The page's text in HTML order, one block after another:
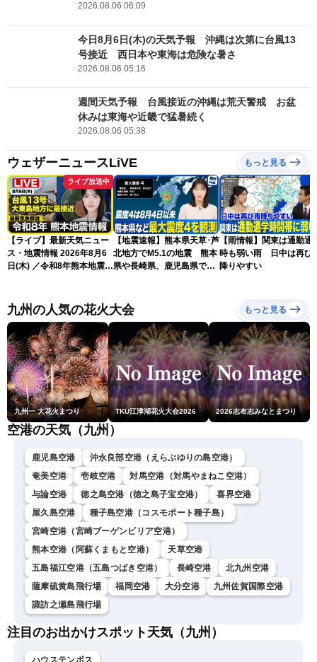
2026.08.06 06:09
今日8月6日(木)の天気予報 沖縄は次第に台風13
号接近 西日本や東海は危険な暑さ
2026.08.06 05:16
週間天気予報 台風接近の沖縄は荒天警戒 お盆
休みは東海や近畿で猛暑続く
2026.08.06 05:38
ウェザーニュースLiVE もっと見る
ライブ放送中
【ライブ】最新天気ニュー
ス・地震情報 2026年8月6
日(木) ／令和8年熊本地震情
〈ウェザーニュースLiVEサ
ンシャイン・松本真央／山
口剛央〉
【地震速報】熊本県天草･芦
北地方でM5.1の地震 熊本
県や長崎県、鹿児島県で震
【雨情報】関東は通勤通
時も弱い雨 日中は再び
降りやすい
九州の人気の花火大会 もっと見る
九州一 大花火まつり TKU江津湖花火大会2026 2026志布志みなとまつり
空港の天気（九州）
鹿児島空港
沖永良部空港（えらぶゆりの島空港）
奄美空港
壱岐空港
対馬空港（対馬やまねこ空港）
与論空港
徳之島空港（徳之島子宝空港）
喜界空港
屋久島空港
種子島空港（コスモポート種子島）
宮崎空港（宮崎ブーゲンビリア空港）
熊本空港（阿蘇くまもと空港）
天草空港
五島福江空港（五島つばき空港）
長崎空港
北九州空港
薩摩硫黄島飛行場
福岡空港 大分空港
九州佐賀国際空港
諏訪之瀬島飛行場
注目のお出かけスポット天気（九州）